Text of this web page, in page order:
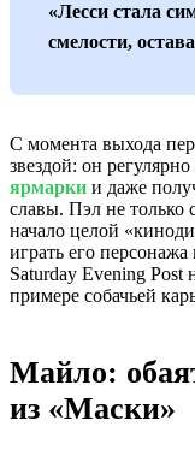
«Лесси стала
смелости,
С момента выхода
звездой: он
ярмарки и даже
славы. Пэл не только
начало целой
играть его
Saturday Evening
примере собачьей
Майло:
из «Маски»